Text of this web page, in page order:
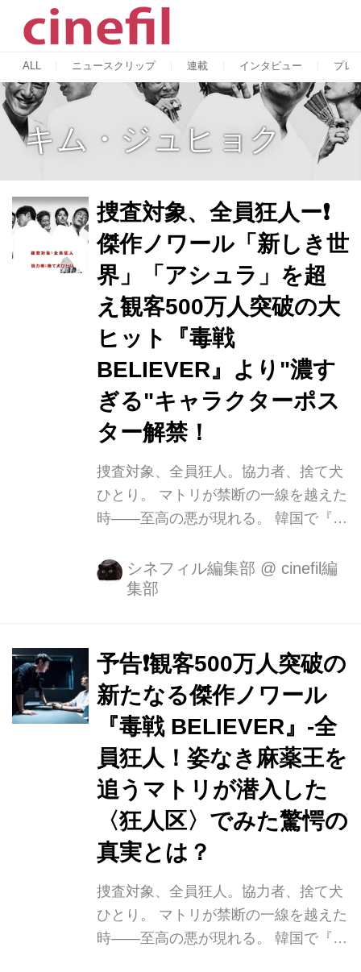
ALL ニュースクリップ 連載 インタビュー プレ
キム・ジュヒョク
捜査対象、全員狂人ー❗️
傑作ノワール「新しき世
界」「アシュラ」を超
え観客500万人突破の大
ヒット『毒戦
BELIEVER』より"濃す
ぎる"キャラクターポス
ター解禁！
捜査対象、全員狂人。協力者、捨て犬
ひとり。 マトリが禁断の一線を越えた
時――至高の悪が現れる。 韓国で『ア
ー』『デッドプール２』を押さえ初登
場第1位を記録し、日本でも熱狂的な
動員数500万人を突破。その圧倒的な
完成度と個性に魅了され『毒戦』中毒
者が続出、異例の完全版まで公開され
た驚異のヒット作『毒戦 BELIEVER』
が10月4日（金）シネマート新宿ほか
にて全国順次公開となります。 この
度、「ノワール映画に挑戦する中で、
僕が一番達成したいと思っていたこと
は、それぞれのキャラクターをで...
シネフィル編集部 @ cinefil編
集部
予告❗️観客500万人突破の
新たなる傑作ノワール
『毒戦 BELIEVER』-全
員狂人！姿なき麻薬王を
追うマトリが潜入した
〈狂人区〉でみた驚愕の
真実とは？
捜査対象、全員狂人。協力者、捨て犬
ひとり。 マトリが禁断の一線を越えた
時――至高の悪が現れる。 韓国で『ア